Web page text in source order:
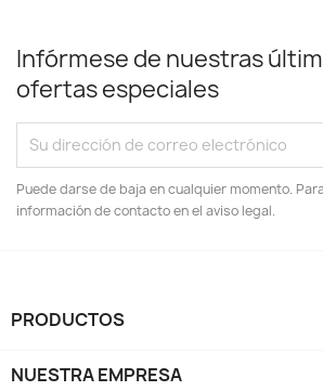
Infórmese de nuestras
ofertas especiales
Puede darse de baja en cualquier momento.
información de contacto en el aviso legal.
PRODUCTOS
NUESTRA EMPRESA